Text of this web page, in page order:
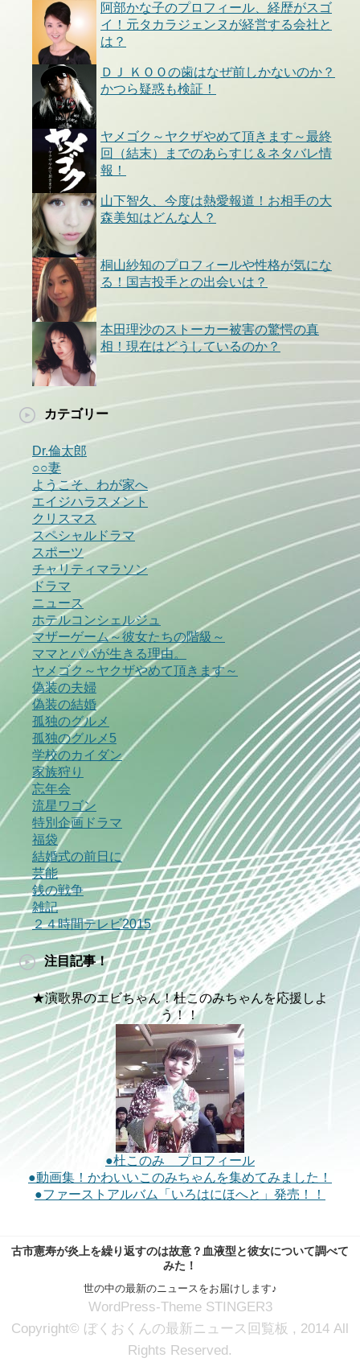
阿部かな子のプロフィール、経歴がスゴ
イ！元タカラジェンヌが経営する会社と
は？
ＤＪ ＫＯＯの歯はなぜ前しかないのか？
かつら疑惑も検証！
ヤメゴク～ヤクザやめて頂きます～最終
回（結末）までのあらすじ＆ネタバレ情
報！
山下智久、今度は熱愛報道！お相手の大
森美知はどんな人？
桐山紗知のプロフィールや性格が気にな
る！国吉投手との出会いは？
本田理沙のストーカー被害の驚愕の真
相！現在はどうしているのか？
カテゴリー
Dr.倫太郎
○○妻
ようこそ、わが家へ
エイジハラスメント
クリスマス
スペシャルドラマ
スポーツ
チャリティマラソン
ドラマ
ニュース
ホテルコンシェルジュ
マザーゲーム～彼女たちの階級～
ママとパパが生きる理由。
ヤメゴク～ヤクザやめて頂きます～
偽装の夫婦
偽装の結婚
孤独のグルメ
孤独のグルメ5
学校のカイダン
家族狩り
忘年会
流星ワゴン
特別企画ドラマ
福袋
結婚式の前日に
芸能
銭の戦争
雑記
２４時間テレビ2015
注目記事！
★演歌界のエビちゃん！杜このみちゃんを応援しよ
う！！
●杜このみ プロフィール
●動画集！かわいいこのみちゃんを集めてみました！
●ファーストアルバム「いろはにほへと」発売！！
古市憲寿が炎上を繰り返すのは故意？血液型と彼女について調べて
みた！
世の中の最新のニュースをお届けします♪
WordPress-Theme STINGER3
Copyright© ぼくおくんの最新ニュース回覧板 , 2014 All
Rights Reserved.